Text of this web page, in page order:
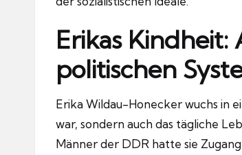
Erikas
politischen
Erika Wildau-Honecker wuchs in
war, sondern auch das tägliche
Männer der DDR hatte sie